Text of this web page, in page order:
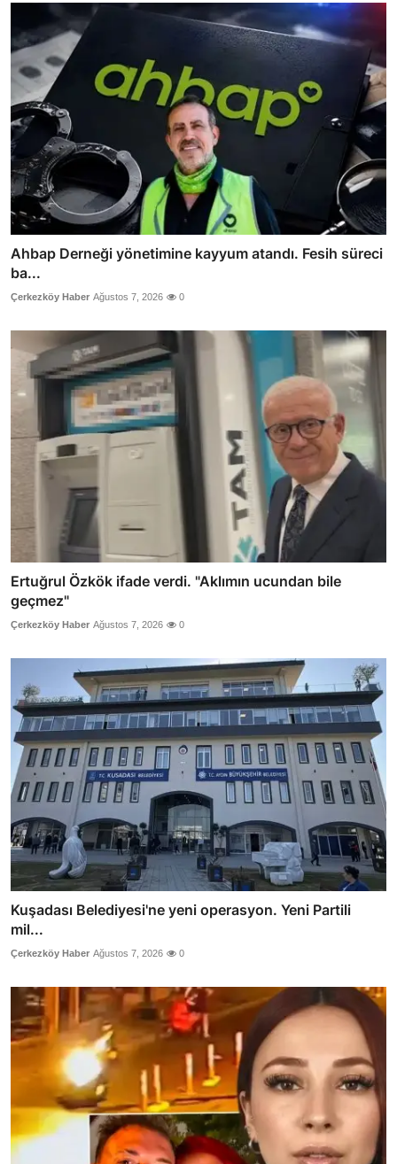
Ahbap Derneği yönetimine kayyum atandı. Fesih süreci
ba...
Çerkezköy Haber Ağustos 7, 2026 0
Ertuğrul Özkök ifade verdi. "Aklımın ucundan bile
geçmez"
Çerkezköy Haber Ağustos 7, 2026 0
Kuşadası Belediyesi'ne yeni operasyon. Yeni Partili
mil...
Çerkezköy Haber Ağustos 7, 2026 0